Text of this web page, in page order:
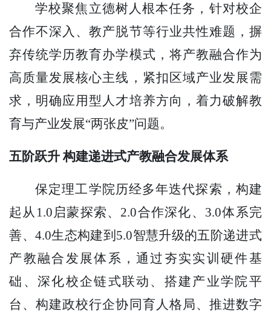
学校聚焦立德树人根本任务，针对校企
合作不深入、教产脱节等行业共性难题，摒
弃传统学历教育办学模式，将产教融合作为
高质量发展核心主线，紧扣区域产业发展需
求，明确应用型人才培养方向，着力破解教
育与产业发展“两张皮”问题。
五阶跃升 构建递进式产教融合发展体系
保定理工学院历经多年迭代探索，构建
起从 1.0启蒙探索、2.0合作深化、3.0体系完
善、4.0生态构建到5.0智慧升级的五阶递进式
产教融合发展体系，通过夯实实训硬件基
础、深化校企链式联动、搭建产业学院平
台、构建政校行企协同育人格局、推进数字